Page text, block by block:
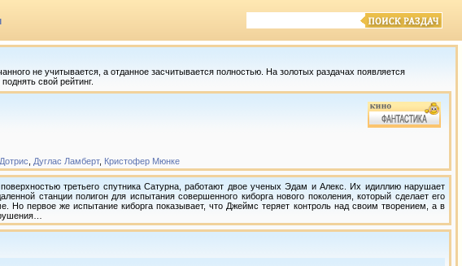
не учитывается, а отданное засчитывается полностью. На золотых раздачах появляется
свой рейтинг.
Дуглас Ламберт, Кристофер Мюнке
третьего спутника Сатурна, работают двое ученых Эдам и Алекс. Их идиллию нарушает
станции полигон для испытания совершенного киборга нового поколения, который сделает его
первое же испытание киборга показывает, что Джеймс теряет контроль над своим творением, а в